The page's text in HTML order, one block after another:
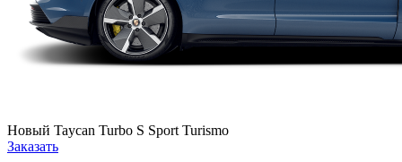
Новый Taycan Turbo S Sport Turismo
Заказать